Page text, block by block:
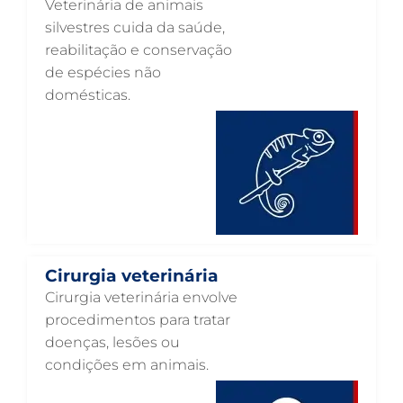
ENDOCRINOLOGIA VETERINÁRIA EM GUARULHOS
EMERGÊNCIA VETERINÁRIA EM GUARULHOS
EMERGÊNCIA PARA PETS EM GUARULHOS
DERMATOLOGIA VETERINÁRIA EM GUARULHOS
CUIDADOS INTENSIVOS EM ANIMAIS EM GUARULHOS
CUIDADOS EM ANIMAIS 24 HORAS EM GUARULHOS
CLÍNICA VETERINÁRIA 24 HORAS EM GUARULHOS
CIRURGIA VETERINÁRIA GERAL EM GUARULHOS
CARDIOLOGISTA VETERINÁRIO EM GUARULHOS
CARDIOLOGIA VETERINÁRIA EM GUARULHOS
Veterinária de animais
silvestres cuida da saúde,
reabilitação e conservação
de espécies não
domésticas.
Cirurgia veterinária
Cirurgia veterinária envolve
procedimentos para tratar
doenças, lesões ou
condições em animais.